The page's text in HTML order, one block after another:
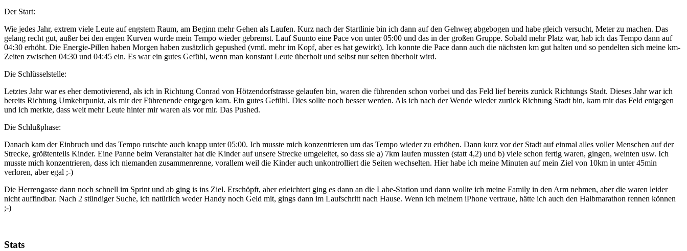
Der Start:
Wie jedes Jahr, extrem viele Leute auf engstem Raum, am Beginn mehr Gehen als Laufen. Kurz nach der Startlinie bin ich dann auf den Gehweg abgebogen und habe gleich versucht, Meter zu machen. Das
gelang recht gut, außer bei den engen Kurven wurde mein Tempo wieder gebremst. Lauf Suunto eine Pace von unter 05:00 und das in der großen Gruppe. Sobald mehr Platz war, hab ich das Tempo dann auf
04:30 erhöht. Die Energie-Pillen haben Morgen haben zusätzlich gepushed (vmtl. mehr im Kopf, aber es hat gewirkt). Ich konnte die Pace dann auch die nächsten km gut halten und so pendelten sich meine km-
Zeiten zwischen 04:30 und 04:45 ein. Es war ein gutes Gefühl, wenn man konstant Leute überholt und selbst nur selten überholt wird.
Die Schlüsselstelle:
Letztes Jahr war es eher demotivierend, als ich in Richtung Conrad von Hötzendorfstrasse gelaufen bin, waren die führenden schon vorbei und das Feld lief bereits zurück Richtungs Stadt. Dieses Jahr war ich
bereits Richtung Umkehrpunkt, als mir der Führenende entgegen kam. Ein gutes Gefühl. Dies sollte noch besser werden. Als ich nach der Wende wieder zurück Richtung Stadt bin, kam mir das Feld entgegen
und ich merkte, dass weit mehr Leute hinter mir waren als vor mir. Das Pushed.
Die Schlußphase:
Danach kam der Einbruch und das Tempo rutschte auch knapp unter 05:00. Ich musste mich konzentrieren um das Tempo wieder zu erhöhen. Dann kurz vor der Stadt auf einmal alles voller Menschen auf der
Strecke, größtenteils Kinder. Eine Panne beim Veranstalter hat die Kinder auf unsere Strecke umgeleitet, so dass sie a) 7km laufen mussten (statt 4,2) und b) viele schon fertig waren, gingen, weinten usw. Ich
musste mich konzentrieren, dass ich niemanden zusammenrenne, vorallem weil die Kinder auch unkontrolliert die Seiten wechselten. Hier habe ich meine Minuten auf mein Ziel von 10km in unter 45min
verloren, aber egal ;-)
Die Herrengasse dann noch schnell im Sprint und ab ging is ins Ziel. Erschöpft, aber erleichtert ging es dann an die Labe-Station und dann wollte ich meine Family in den Arm nehmen, aber die waren leider
nicht auffindbar. Nach 2 stündiger Suche, ich natürlich weder Handy noch Geld mit, gings dann im Laufschritt nach Hause. Wenn ich meinem iPhone vertraue, hätte ich auch den Halbmarathon rennen können
;-)
Stats